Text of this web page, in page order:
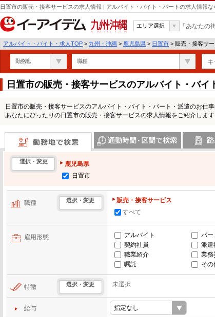
日置市の販売・接客サービスの求人情報 | アルバイト・バイト・パートの求人情報な
九州・沖縄
エリア選択 「あなたの
アルバイト・バイト・求人TOP > 九州・沖縄 > 鹿児島県 > 日置市 > 販売・接客サ
勤務地 職種
日置市の販売・接客サービスのアルバイト・バイ
日置市の販売・接客サービスのアルバイト・バイト・パート・派遣のお仕
あなたにぴったりの日置市の販売・接客サービスの求人情報をご紹介します
勤務地で検索
選択・変更
鹿児島県
日置市
職種 選択・変更
販売・接客サービス
すべて
雇用形態 アルバイト パー
契約社員
派遣
職業紹介
業務
嘱託
その
特徴 選択・変更 未選択
給与